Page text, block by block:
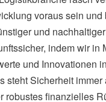
voraus sein und
und
indem wir in
und Innovationen
steht Sicherheit immer
robustes finanzielles